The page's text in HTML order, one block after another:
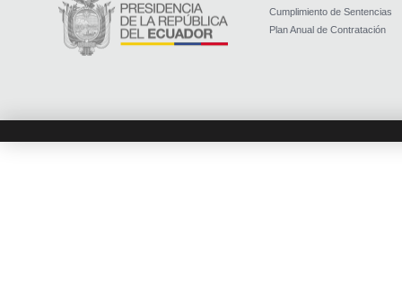
Cumplimiento de Sentencias
Plan Anual de Contratación